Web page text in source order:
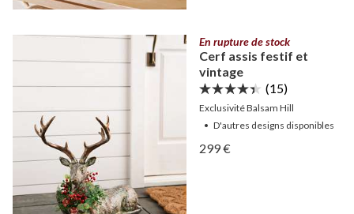
En rupture de stock
Cerf assis festif et
vintage
(15)
Exclusivité Balsam Hill
• D'autres designs disponibles
Afficher Cerf assis festif
Afficher Cerf assis festif
299 €